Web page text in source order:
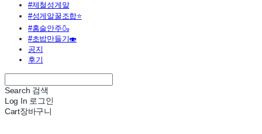
#제철성게알
#성게알꿀조합⭐
#홈술안주🍶
#초밥만들기🍣
공지
후기
Search 검색
Log In 로그인
Cart장바구니